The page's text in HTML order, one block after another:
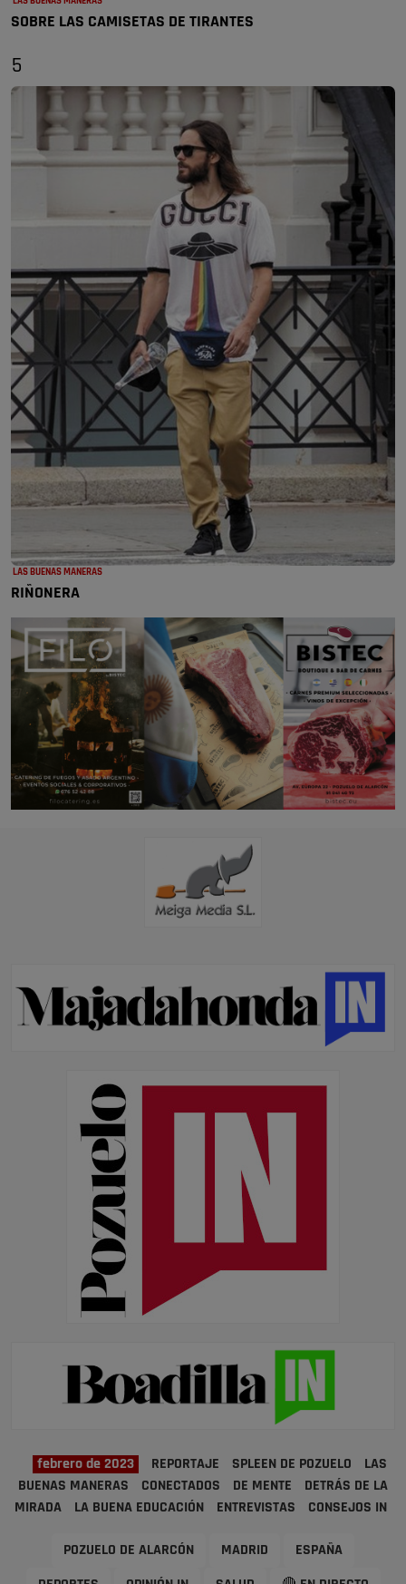
SOBRE LAS CAMISETAS DE TIRANTES
5
LAS BUENAS MANERAS
RIÑONERA
febrero de 2023 REPORTAJE SPLEEN DE POZUELO
LAS
BUENAS MANERAS
CONECTADOS DE MENTE
DETRÁS DE LA
MIRADA
LA BUENA EDUCACIÓN ENTREVISTAS CONSEJOS IN
POZUELO DE ALARCÓN MADRID ESPAÑA